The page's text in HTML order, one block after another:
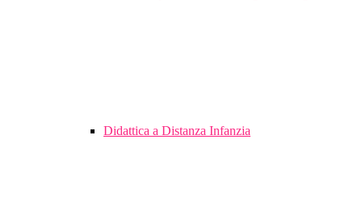
Didattica a Distanza Infanzia